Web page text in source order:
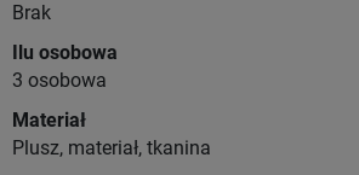
Brak
Ilu osobowa
3 osobowa
Materiał
Plusz, materiał, tkanina